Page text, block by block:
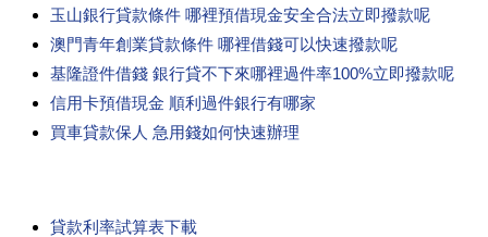
玉山銀行貸款條件 哪裡預借現金安全合法立即撥款呢
澳門青年創業貸款條件 哪裡借錢可以快速撥款呢
基隆證件借錢 銀行貸不下來哪裡過件率100%立即撥款呢
信用卡預借現金 順利過件銀行有哪家
買車貸款保人 急用錢如何快速辦理
貸款利率試算表下載